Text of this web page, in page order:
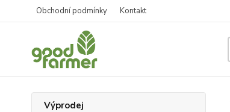
Obchodní podmínky Kontakt
Výprodej